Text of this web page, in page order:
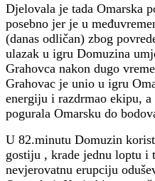
Djelovala je tada Omarska
posebno jer je u
(danas odličan) zbog
ulazak u igru Domuzina
Grahovca nakon dugo
Grahovac je unio u igru
energiju i razdrmao ekipu,
pogurala Omarsku do
U 82.minutu Domuzin
gostiju , krade jednu loptu i
nevjerovatnu erupciju